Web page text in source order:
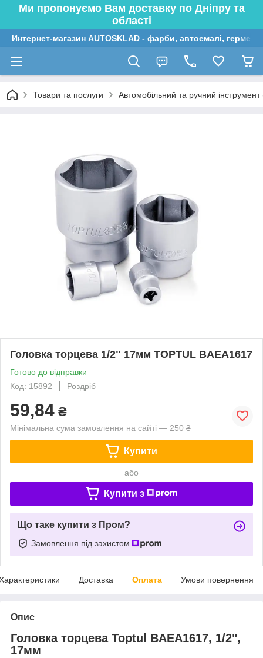
Ми пропонуємо Вам доставку по Дніпру та
області
Интернет-магазин AUTOSKLAD - фарби, автоемалі,
Товари та послуги Автомобільний та ручний
Головка торцева 1/2" 17мм TOPTUL BAEA1617
Готово до відправки
Код: 15892
Роздріб
59,84 ₴
Мінімальна сума замовлення на сайті — 250 ₴
Купити
або
Купити з
Що таке купити з Пром?
Замовлення під захистом
Доставка Оплата Умови повернення
Опис
Головка торцева Toptul BAEA1617, 1/2",
17мм